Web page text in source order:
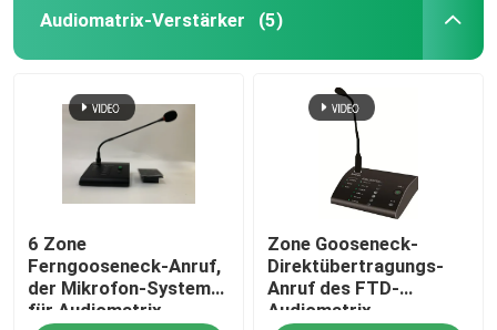
Audiomatrix-Verstärker (5)
6 Zone
Ferngooseneck-Anruf,
der Mikrofon-System
für Audiomatrix-
Zone Gooseneck-
Direktübertragungs-
Anruf des FTD-
Audiomatrix-